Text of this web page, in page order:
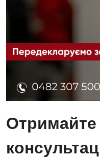
Вакансії
Заходи БПР
Діагностика
Ангіографічні
Відділ госпіталізації
Отримайте